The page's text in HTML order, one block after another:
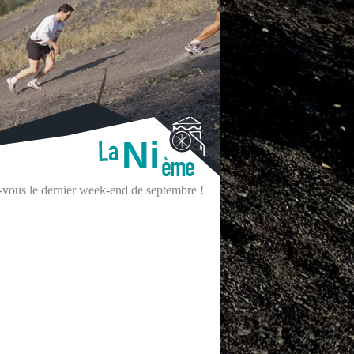
Ni
le dernier week-end de septembre !